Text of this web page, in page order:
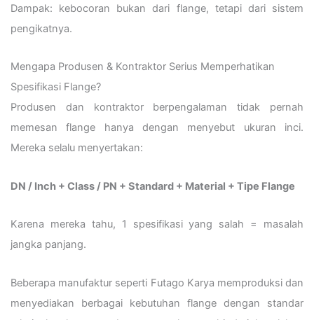
Dampak: kebocoran bukan dari flange, tetapi dari sistem
pengikatnya.
Mengapa Produsen & Kontraktor Serius Memperhatikan
Spesifikasi Flange?
Produsen dan kontraktor berpengalaman tidak pernah
memesan flange hanya dengan menyebut ukuran inci.
Mereka selalu menyertakan:
DN / Inch + Class / PN + Standard + Material + Tipe Flange
Karena mereka tahu, 1 spesifikasi yang salah = masalah
jangka panjang.
Beberapa manufaktur seperti Futago Karya memproduksi dan
menyediakan berbagai kebutuhan flange dengan standar